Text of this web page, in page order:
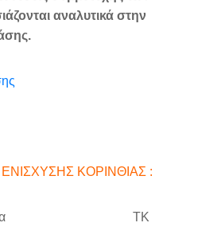
αναλυτικά στην
ΚΟΡΙΝΘΙΑΣ :
Ενότητα ΤΚ